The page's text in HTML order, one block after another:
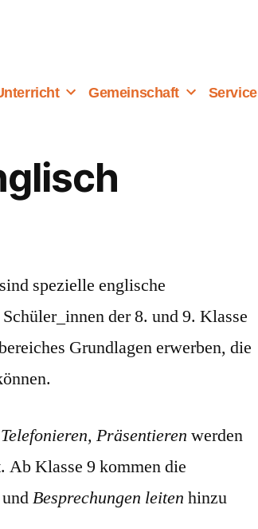
Gemeinschaft Service
spezielle englische
der 8. und 9. Klasse
Grundlagen erwerben, die
Präsentieren werden
Ab Klasse 9 kommen die
undBesprechungen leiten hinzu